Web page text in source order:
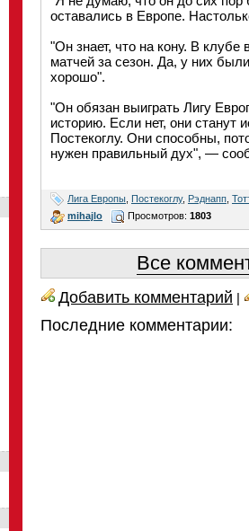
оставались в Европе.
"Он знает, что на кону. В клубе
матчей за сезон. Да, у них
хорошо".
"Он обязан выиграть Лигу
историю. Если нет, они станут
Постекоглу. Они способны,
нужен правильный дух", —
Лига Европы Постекоглу, Рэднапп
mihajlo
Просмотров: 1803
Все
Добавить комментарий |
Последние комментарии: